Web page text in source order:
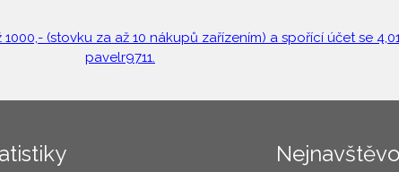
(stovku za až 10 nákupů zařízením) a spořící účet se
pavelr9711.